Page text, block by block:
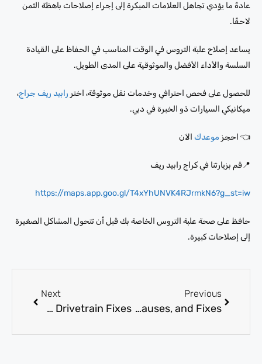
عادةً ما يؤدي تجاهل العلامات المبكرة إلى إجراء إصلاحات باهظة الثمن
لاحقًا.
يساعد إصلاح علبة التروس في الوقت المناسب في الحفاظ على القيادة
السلسة والأداء الأفضل والموثوقية على المدى الطويل.
للحصول على فحص احترافي وخدمات نقل موثوقة، اختر رابيد ريف جراج،
ميكانيكي السيارات ذو الخبرة في دبي.
👈 احجز موعدك الآن
📍قم بزيارتنا في كراج رابيد ريف
https://maps.app.goo.gl/T4xYhUNVK4RJrmkN6?g_st=iw
حافظ على صحة علبة التروس الخاصة بك قبل أن تتحول المشاكل الصغيرة
إلى إصلاحات كبيرة.
Previous
Auto Gearbox Repair: Common Signs, Causes, and Fixes
Next
Land Rover Repair for Suspension, Cooling, and Drivetrain Fixes